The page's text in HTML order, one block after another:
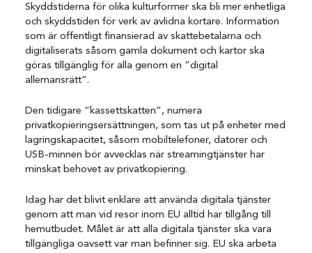
Skyddstiderna för olika kulturformer ska bli mer enhetliga
och skyddstiden för verk av avlidna kortare. Information
som är offentligt finansierad av skattebetalarna och
digitaliserats såsom gamla dokument och kartor ska
göras tillgänglig för alla genom en ”digital
allemansrätt”.
Den tidigare “kassettskatten”, numera
privatkopieringsersättningen, som tas ut på enheter med
lagringskapacitet, såsom mobiltelefoner, datorer och
USB-minnen bör avvecklas när streamingtjänster har
minskat behovet av privatkopiering. ​
Idag har det blivit enklare att använda digitala tjänster
genom att man vid resor inom EU alltid har tillgång till
hemutbudet. Målet är att alla digitala tjänster ska vara
tillgängliga oavsett var man befinner sig. EU ska arbeta